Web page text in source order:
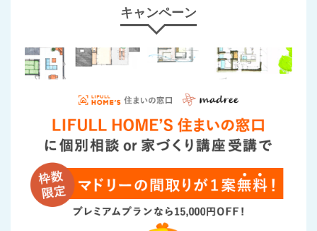
キャンペーン